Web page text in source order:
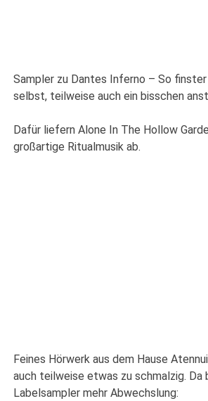
Sampler zu Dantes Inferno – So
selbst, teilweise auch ein bisschen
Dafür liefern Alone In The Hollow
großartige Ritualmusik ab.
Feines Hörwerk aus dem Hause
auch teilweise etwas zu schmalzig.
Labelsampler mehr Abwechslung: